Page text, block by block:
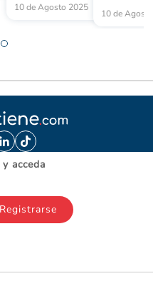
10 de Agosto 2025
10 de
acceda
Registrarse